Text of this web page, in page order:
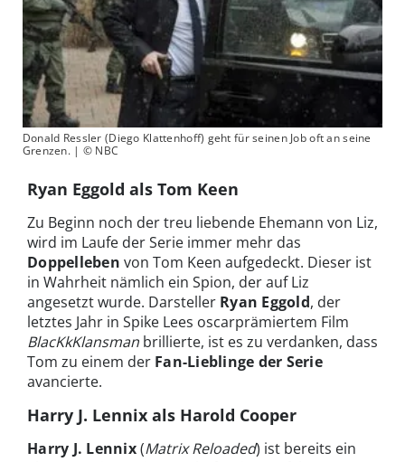
Donald Ressler (Diego Klattenhoff) geht für seinen Job oft an seine
Grenzen. | © NBC
Ryan Eggold als Tom Keen
Zu Beginn noch der treu liebende Ehemann von Liz,
wird im Laufe der Serie immer mehr das
Doppelleben von Tom Keen aufgedeckt. Dieser ist
in Wahrheit nämlich ein Spion, der auf Liz
angesetzt wurde. Darsteller Ryan Eggold, der
letztes Jahr in Spike Lees oscarprämiertem Film
BlacKkKlansman brillierte, ist es zu verdanken, dass
Tom zu einem der Fan-Lieblinge der Serie
avancierte.
Harry J. Lennix als Harold Cooper
Harry J. Lennix(Matrix Reloaded) ist bereits ein